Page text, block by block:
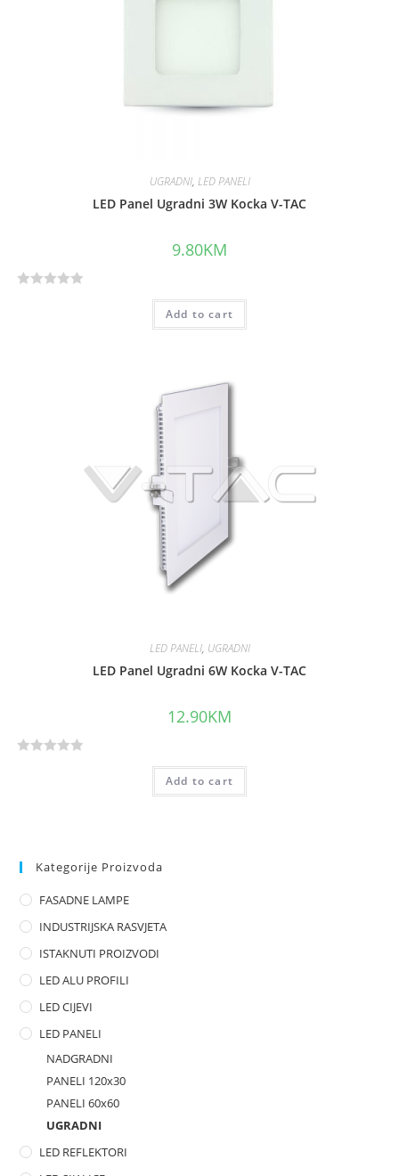
UGRADNI, LED PANELI
LED Panel Ugradni 3W Kocka V-TAC
9.80KM
Add to cart
LED PANELI, UGRADNI
LED Panel Ugradni 6W Kocka V-TAC
12.90KM
0
u
f
5
Add to cart
Kategorije Proizvoda
FASADNE LAMPE
INDUSTRIJSKA RASVJETA
ISTAKNUTI PROIZVODI
LED ALU PROFILI
LED CIJEVI
LED PANELI
NADGRADNI
PANELI 120x30
PANELI 60x60
UGRADNI
LED REFLEKTORI